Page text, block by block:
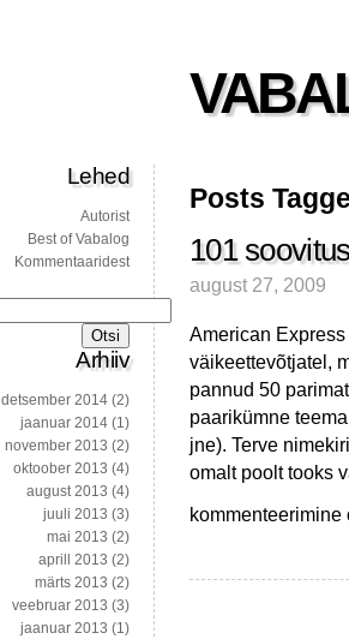
Posts
101
august 27, 2009
American
väikeettevõtjatel,
pannud 50
paarikümne
jne). Terve
omalt poolt tooks
101
parimalt
Lehed
Autorist
Best of Vabalog
Kommentaaridest
Arhiiv
detsember 2014 (2)
jaanuar 2014 (1)
november 2013 (2)
oktoober 2013 (4)
august 2013 (4)
juuli 2013 (3)
mai 2013 (2)
aprill 2013 (2)
märts 2013 (2)
veebruar 2013 (3)
jaanuar 2013 (1)